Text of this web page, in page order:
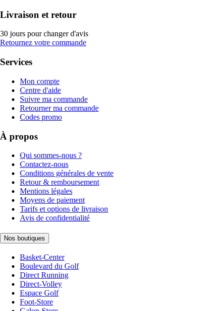
Livraison et retour
30 jours pour changer d'avis
Retournez votre commande
Services
Mon compte
Centre d'aide
Suivre ma commande
Retourner ma commande
Codes promo
À propos
Qui sommes-nous ?
Contactez-nous
Conditions générales de vente
Retour & remboursement
Mentions légales
Moyens de paiement
Tarifs et options de livraison
Avis de confidentialité
Nos boutiques
Basket-Center
Boulevard du Golf
Direct Running
Direct-Volley
Espace Golf
Foot-Store